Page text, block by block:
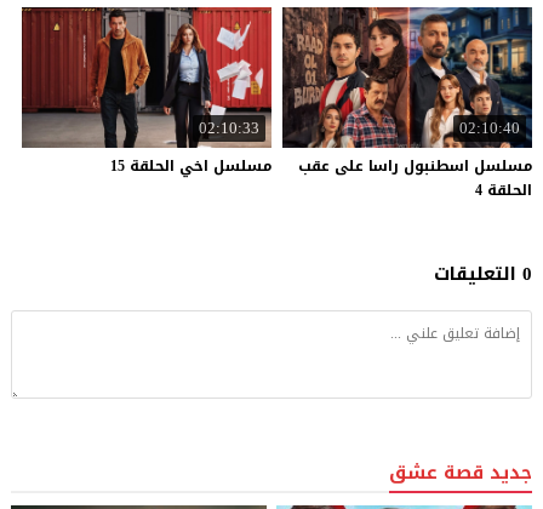
02:10:40
مسلسل اسطنبول راسا على عقب
الحلقة 4
02:10:33
مسلسل اخي الحلقة 15
0 التعليقات
جديد قصة عشق